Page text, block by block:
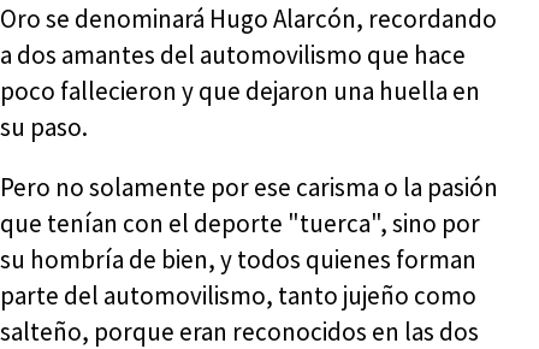
Oro se denominará Hugo Alarcón, recordando
a dos amantes del automovilismo que hace
poco fallecieron y que dejaron una huella en
su paso.
Pero no solamente por ese carisma o la pasión
que tenían con el deporte "tuerca", sino por
su hombría de bien, y todos quienes forman
parte del automovilismo, tanto jujeño como
salteño, porque eran reconocidos en las dos